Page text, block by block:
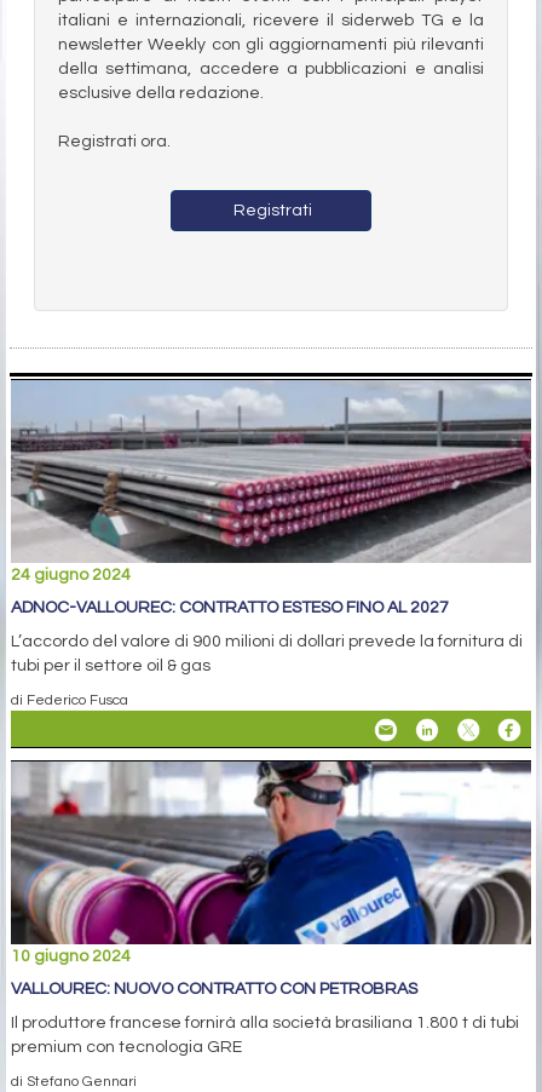
italiani e internazionali, ricevere il siderweb TG e la
newsletter Weekly con gli aggiornamenti più rilevanti
della settimana, accedere a pubblicazioni e analisi
esclusive della redazione.
Registrati ora.
Registrati
24 giugno 2024
ADNOC-VALLOUREC: CONTRATTO ESTESO FINO AL 2027
L’accordo del valore di 900 milioni di dollari prevede la fornitura di
tubi per il settore oil & gas
di Federico Fusca
10 giugno 2024
VALLOUREC: NUOVO CONTRATTO CON PETROBRAS
Il produttore francese fornirà alla società brasiliana 1.800 t di tubi
premium con tecnologia GRE
di Stefano Gennari